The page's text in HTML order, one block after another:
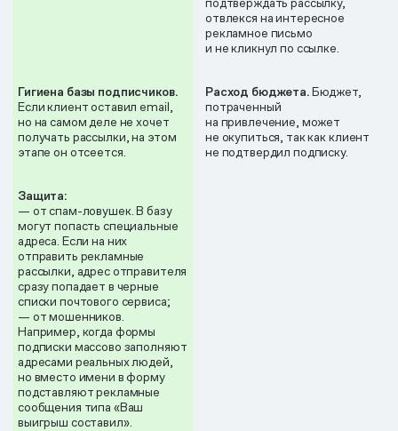
отвлекся на интересное
рекламное письмо
и не кликнул по ссылке.
Гигиена базы подписчиков.
Если клиент оставил email,
но на самом деле не хочет
получать рассылки, на этом
этапе он отсеется.
Расход бюджета.Бюджет,
потраченный
на привлечение, может
не окупиться, так как клиент
не подтвердил подписку.
Защита:
— от спам-ловушек. В базу
могут попасть специальные
адреса. Если на них
отправить рекламные
рассылки, адрес отправителя
сразу попадает в черные
списки почтового сервиса;
— от мошенников.
Например, когда формы
подписки массово заполняют
адресами реальных людей,
но вместо имени в форму
подставляют рекламные
сообщения типа «Ваш
выигрыш составил».